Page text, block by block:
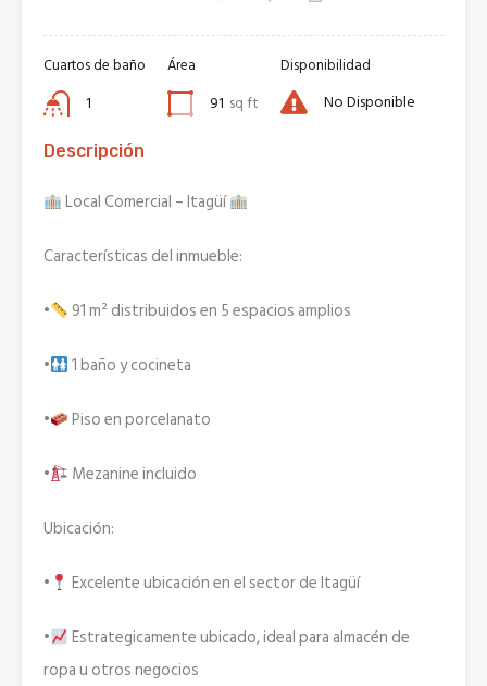
Cuartos de baño
1
Área
91 sq ft
Disponibilidad
No Disponible
Descripción
Local Comercial – Itagüí
Características del inmueble:
•
91 m² distribuidos en 5 espacios amplios
•
1 baño y cocineta
•
Piso en porcelanato
•
Mezanine incluido
Ubicación:
•
Excelente ubicación en el sector de Itagüí
•
Estrategicamente ubicado, ideal para almacén de
ropa u otros negocios